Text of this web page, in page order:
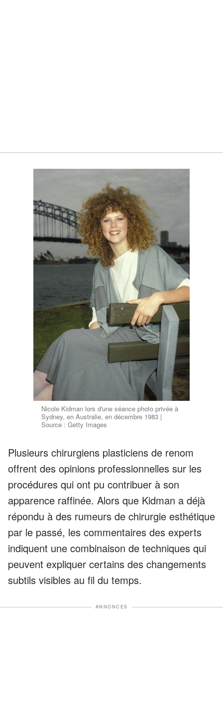
Nicole Kidman lors d'une séance photo privée à
Sydney, en Australie, en décembre 1983 |
Source : Getty Images
Plusieurs chirurgiens plasticiens de renom
offrent des opinions professionnelles sur les
procédures qui ont pu contribuer à son
apparence raffinée. Alors que Kidman a déjà
répondu à des rumeurs de chirurgie esthétique
par le passé, les commentaires des experts
indiquent une combinaison de techniques qui
peuvent expliquer certains des changements
subtils visibles au fil du temps.
ANNONCES